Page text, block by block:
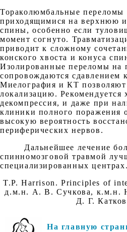
Тораколюмбальные переломы
приходящимися на верхнюю
спины, особенно если
момент согнуто.
приводит к сложному
конского хвоста и конуса
Изолированные переломы на
сопровождаются сдавлением
Миелография и КТ позволяют
локализацию. Рекомендуется
декомпрессия, и даже при
клиники полного поражения
высокую вероятность
периферических нервов.
Дальнейшее лечение
спинномозговой травмой
специализированных центрах.
T.P. Harrison. Principles of
д.м.н. А. В. Сучкова, к.м.н.
Д. Г.
На главную